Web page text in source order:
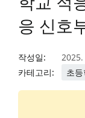
응 신호
작성일:
카테고리:
초